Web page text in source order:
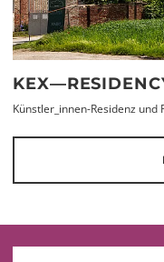
Künstler_innen-Residenz und